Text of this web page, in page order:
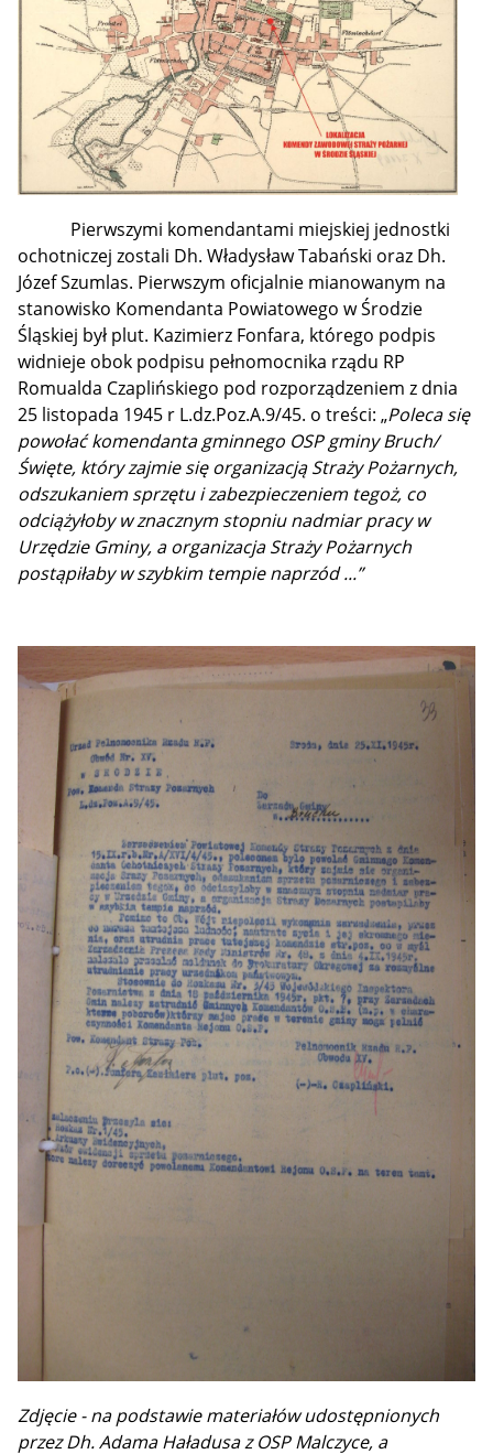
Pierwszymi komendantami miejskiej jednostki
ochotniczej zostali Dh. Władysław Tabański oraz Dh.
Józef Szumlas. Pierwszym oficjalnie mianowanym na
stanowisko Komendanta Powiatowego w Środzie
Śląskiej był plut. Kazimierz Fonfara, którego podpis
widnieje obok podpisu pełnomocnika rządu RP
Romualda Czaplińskiego pod rozporządzeniem z dnia
25 listopada 1945 r L.dz.Poz.A.9/45. o treści: „Poleca się
powołać komendanta gminnego OSP gminy Bruch/
Święte, który zajmie się organizacją Straży Pożarnych,
odszukaniem sprzętu i zabezpieczeniem tegoż, co
odciążyłoby w znacznym stopniu nadmiar pracy w
Urzędzie Gminy, a organizacja Straży Pożarnych
postąpiłaby w szybkim tempie naprzód ...”
Zdjęcie - na podstawie materiałów udostępnionych
przez Dh. Adama Haładusa z OSP Malczyce, a